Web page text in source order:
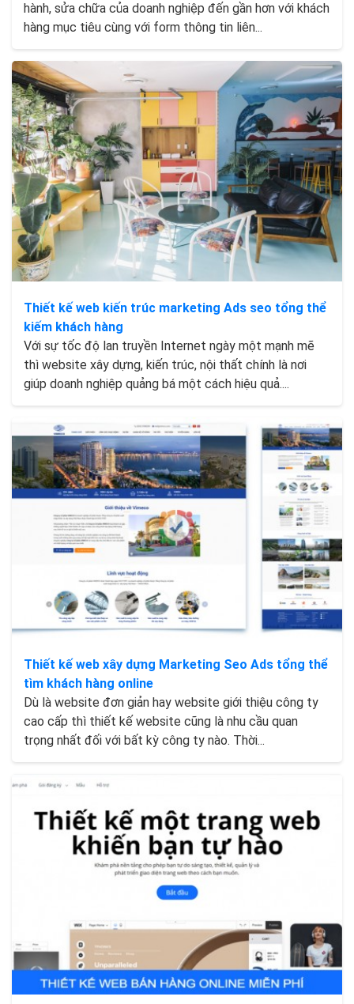
hành, sửa chữa của doanh nghiệp đến gần hơn với khách
hàng mục tiêu cùng với form thông tin liên...
Thiết kế web kiến trúc marketing Ads seo tổng thể
kiếm khách hàng
Với sự tốc độ lan truyền Internet ngày một mạnh mẽ
thì website xây dựng, kiến trúc, nội thất chính là nơi
giúp doanh nghiệp quảng bá một cách hiệu quả....
Thiết kế web xây dựng Marketing Seo Ads tổng thể
tìm khách hàng online
Dù là website đơn giản hay website giới thiệu công ty
cao cấp thì thiết kế website cũng là nhu cầu quan
trọng nhất đối với bất kỳ công ty nào. Thời...